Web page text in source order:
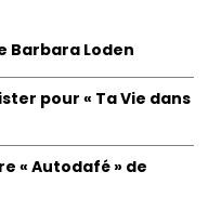
Barbara Loden
pour « Ta Vie dans
« Autodafé » de